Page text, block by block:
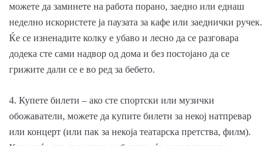
можете да заминете на работа порано, заедно или еднаш
неделно искористете ја паузата за кафе или заеднички ручек.
Ќе се изненадите колку е убаво и лесно да се разговара
додека сте сами надвор од дома и без постојано да се
грижите дали се е во ред за бебето.
4. Купете билети – ако сте спортски или музички
обожаватели, можете да купите билети за некој натпревар
или концерт (или пак за некоја театарска претства, филм).